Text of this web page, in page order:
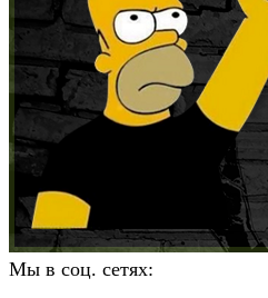
Мы в соц. сетях: